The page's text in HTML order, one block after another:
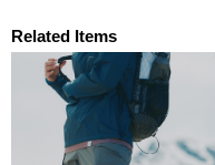
Related Items